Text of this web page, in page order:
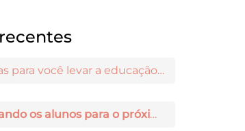
8 leituras para você levar a educação maker para a sala de aula
Preparando os alunos para o próximo ano: 3 dicas práticas